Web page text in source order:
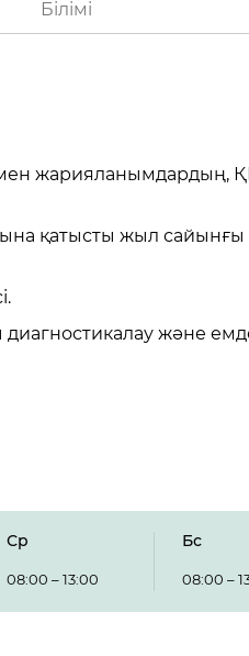
Білімі
жарияланымдардың,
қатысты жыл
және
Ср
08:00 – 13:00
Бс
08:00 –